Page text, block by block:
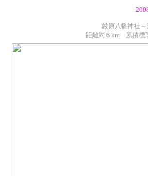
厳原八幡神社
距離約６km 累積